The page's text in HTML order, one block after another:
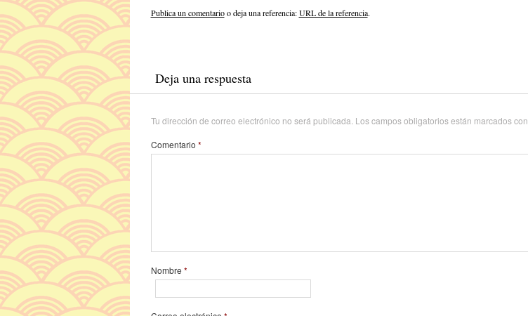
Publica un comentarioo deja una referencia:URL de la referencia.
Deja una respuesta
Tu dirección de correo electrónico no será publicada. Los campos obligatorios están marcados con
Comentario *
Nombre *